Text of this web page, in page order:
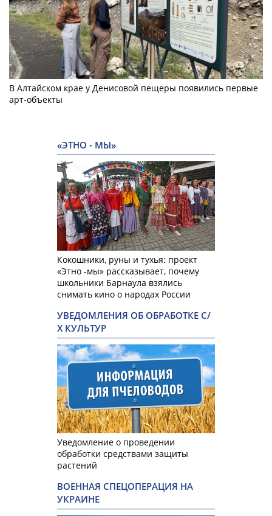
В Алтайском крае у Денисовой пещеры появились первые
арт-объекты
«ЭТНО - МЫ»
Кокошники, руны и тухья: проект
«Этно -мы» рассказывает, почему
школьники Барнаула взялись
снимать кино о народах России
УВЕДОМЛЕНИЯ ОБ ОБРАБОТКЕ С/
Х КУЛЬТУР
Уведомление о проведении
обработки средствами защиты
растений
ВОЕННАЯ СПЕЦОПЕРАЦИЯ НА
УКРАИНЕ